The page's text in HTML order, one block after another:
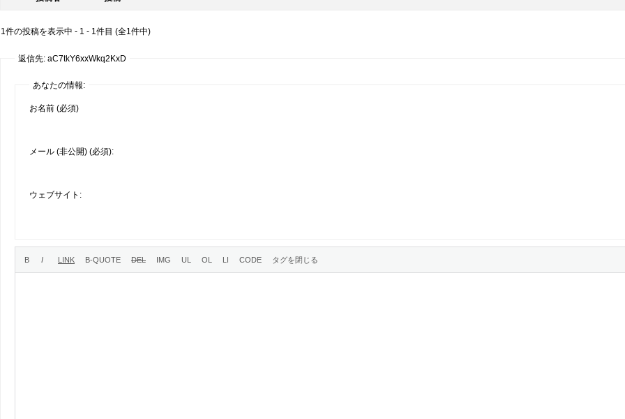
1件の投稿を表示中 - 1 - 1件目 (全1件中)
返信先: aC7tkY6xxWkq2KxD
あなたの情報:
お名前 (必須)
メール (非公開) (必須):
ウェブサイト: